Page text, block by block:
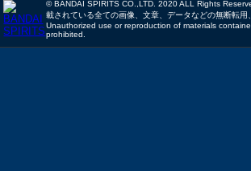
© BANDAI SPIRITS CO.,LTD. 2020 ALL Rights
載されている全ての画像、文章、データなどの無断転用
Unauthorized use or reproduction of materials
prohibited.